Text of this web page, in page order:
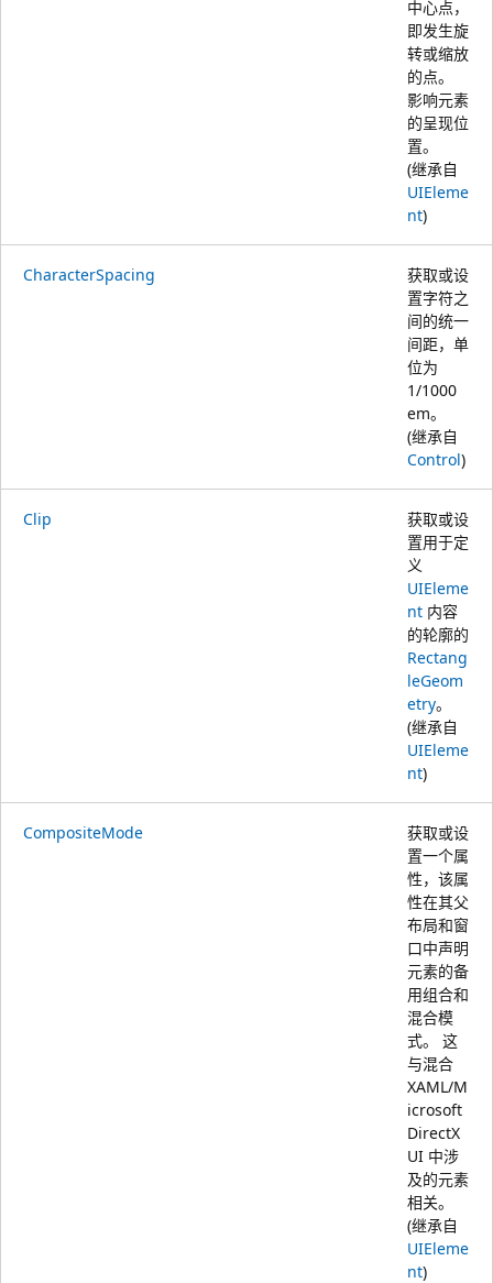
中心点，
即发生旋
转或缩放
的点。
影响元素
的呈现位
置。
(继承自
UIEleme
nt)
CharacterSpacing
获取或设
置字符之
间的统一
间距，单
位为
1/1000
em。
(继承自
Control)
Clip
获取或设
置用于定
义
UIEleme
nt 内容
的轮廓的
Rectang
leGeom
etry。
(继承自
UIEleme
nt)
CompositeMode
获取或设
置一个属
性，该属
性在其父
布局和窗
口中声明
元素的备
用组合和
混合模
式。 这
与混合
XAML/M
icrosoft
DirectX
UI 中涉
及的元素
相关。
(继承自
UIEleme
nt)